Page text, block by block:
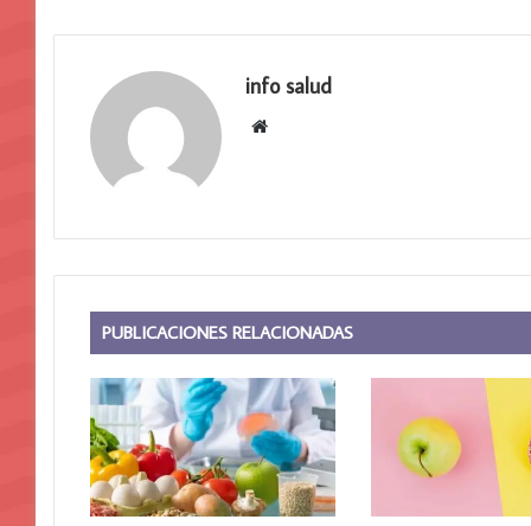
info salud
Sitio
PUBLICACIONES RELACIONADAS